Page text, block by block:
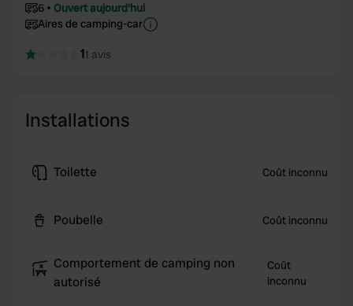
6
Ouvert aujourd'hui
Aires de camping-car
11 avis
Installations
Toilette Coût inconnu
Poubelle Coût inconnu
Comportement de camping non
autorisé
Coût
inconnu